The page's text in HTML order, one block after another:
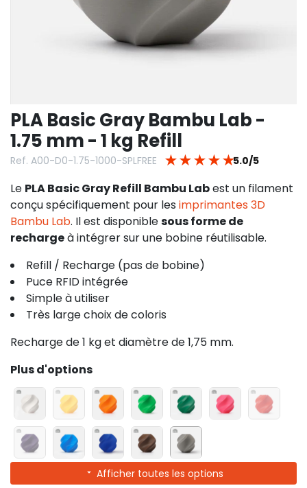
PLA Basic Gray Bambu Lab -
1.75 mm - 1 kg Refill
Ref. A00-D0-1.75-1000-SPLFREE ★ ★ ★ ★ ★5.0/5
Le PLA Basic Gray Refill Bambu Labest un filament
conçu spécifiquement pour les imprimantes 3D
Bambu Lab. Il est disponiblesous forme de
rechargeà intégrer sur une bobine réutilisable.
Refill / Recharge (pas de bobine)
Puce RFID intégrée
Simple à utiliser
Très large choix de coloris
Recharge de 1 kg et diamètre de 1,75 mm.
Plus d'options
Afficher toutes les options